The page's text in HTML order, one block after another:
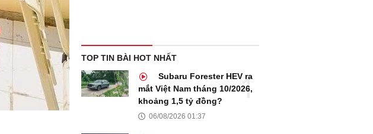
TOP TIN BÀI HOT NHẤT
Subaru Forester HEV ra
mắt Việt Nam tháng 10/2026,
khoảng 1,5 tỷ đồng?
06/08/2026 01:37